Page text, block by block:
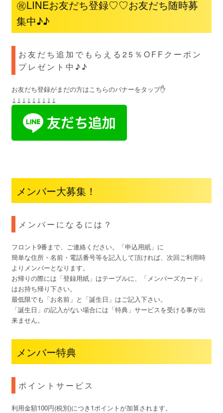
㊗LINEお友だち登録♡♡お友だち随時募
集中♪♪
お友だち追加でもらえる25％OFFクーポン
プレゼント中♪♪
お友だち登録がまだの方はこちらのバナーをタップ✋
↓↓↓↓↓↓↓↓↓
メンバー大募集！
メンバーになるには？
フロント9番まで、ご連絡ください。「申込用紙」に
簡単な住所・名前・電話番号等を記入して頂ければ、次回ご利用時
よりメンバーとなります。
お帰りの際には「登録用紙」はテーブルに、「メンバーズカード」
はお持ち帰り下さい。
最低限でも「お名前」と「誕生日」はご記入下さい。
「誕生日」の記入がない場合には「特典」サービスを受ける事が出
来ません。
メンバー特典
ポイントサービス
利用金額100円(税別)につき1ポイントが加算されます。